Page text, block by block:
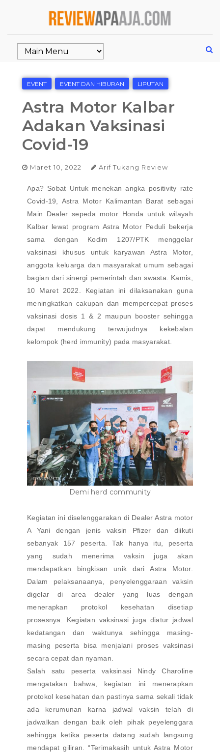
EVENT EVENT DAN HIBURAN LIPUTAN
Astra Motor Kalbar
Adakan Vaksinasi
Covid-19
Maret 10, 2022 Arif Tukang Review
Apa? Sobat Untuk menekan angka positivity rate
Covid-19, Astra Motor Kalimantan Barat sebagai
Main Dealer sepeda motor Honda untuk wilayah
Kalbar lewat program Astra Motor Peduli bekerja
sama dengan Kodim 1207/PTK menggelar
vaksinasi khusus untuk karyawan Astra Motor,
anggota keluarga dan masyarakat umum sebagai
bagian dari sinergi pemerintah dan swasta. Kamis,
10 Maret 2022. Kegiatan ini dilaksanakan guna
meningkatkan cakupan dan mempercepat proses
vaksinasi dosis 1 & 2 maupun booster sehingga
dapat mendukung terwujudnya kekebalan
kelompok (herd immunity) pada masyarakat.
Demi herd community
Kegiatan ini diselenggarakan di Dealer Astra motor
A Yani dengan jenis vaksin Pfizer dan diikuti
sebanyak 157 peserta. Tak hanya itu, peserta
yang sudah menerima vaksin juga akan
mendapatkan bingkisan unik dari Astra Motor.
Dalam pelaksanaanya, penyelenggaraan vaksin
digelar di area dealer yang luas dengan
menerapkan protokol kesehatan disetiap
prosesnya. Kegiatan vaksinasi juga diatur jadwal
kedatangan dan waktunya sehingga masing-
masing peserta bisa menjalani proses vaksinasi
secara cepat dan nyaman.
Salah satu peserta vaksinasi Nindy Charoline
mengatakan bahwa, kegiatan ini menerapkan
protokol kesehatan dan pastinya sama sekali tidak
ada kerumunan karna jadwal vaksin telah di
jadwalkan dengan baik oleh pihak peyelenggara
sehingga ketika peserta datang sudah langsung
mendapat giliran. “Terimakasih untuk Astra Motor